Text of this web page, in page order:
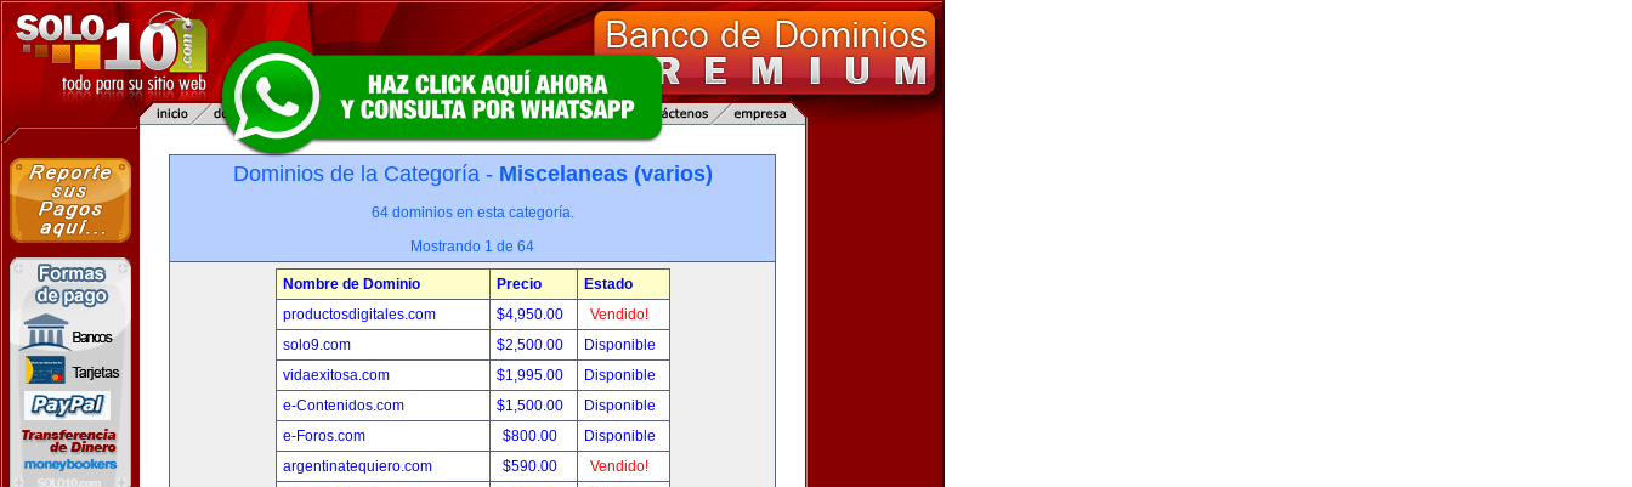
Dominios de la Categoría - Miscelaneas (varios)
64 dominios en esta categoría.
Mostrando 1 de 64
Nombre de Dominio Precio
Estado
productosdigitales.com
$4,950.00
Vendido!
solo9.com
$2,500.00
Disponible
vidaexitosa.com
$1,995.00
Disponible
e-Contenidos.com
$1,500.00
Disponible
e-Foros.com
$800.00
Disponible
argentinatequiero.com
$590.00
Vendido!